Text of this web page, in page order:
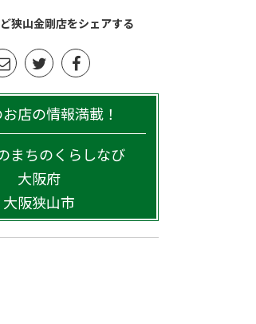
狭山金剛店をシェアする
店の情報満載！
まちのくらしなび
大阪府
大阪狭山市